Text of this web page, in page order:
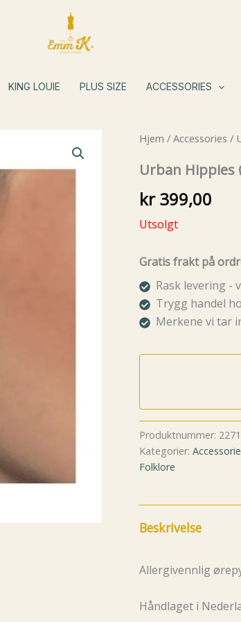
KING LOUIE PLUS SIZE ACCESSORIES
Hjem / Accessories /
Urban Hippies
kr399,00
Utsolgt
Gratis frakt på
Rask levering -
Trygg handel
Merkene vi tar
Produktnummer:
Kategorier:
Folklore
Beskrivelse
Allergivennlig
Håndlaget i